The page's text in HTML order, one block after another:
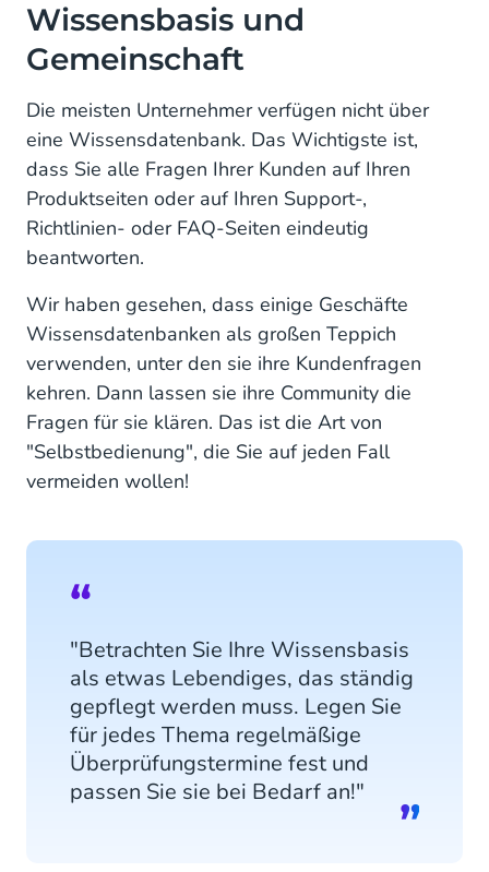
Wissensbasis und
Gemeinschaft
Die meisten Unternehmer verfügen nicht über
eine Wissensdatenbank. Das Wichtigste ist,
dass Sie alle Fragen Ihrer Kunden auf Ihren
Produktseiten oder auf Ihren Support-,
Richtlinien- oder FAQ-Seiten eindeutig
beantworten.
Wir haben gesehen, dass einige Geschäfte
Wissensdatenbanken als großen Teppich
verwenden, unter den sie ihre Kundenfragen
kehren. Dann lassen sie ihre Community die
Fragen für sie klären. Das ist die Art von
"Selbstbedienung", die Sie auf jeden Fall
vermeiden wollen!
"Betrachten Sie Ihre Wissensbasis
als etwas Lebendiges, das ständig
gepflegt werden muss. Legen Sie
für jedes Thema regelmäßige
Überprüfungstermine fest und
passen Sie sie bei Bedarf an!"